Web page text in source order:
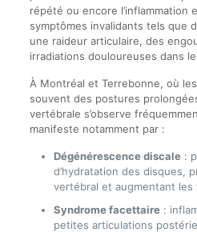
répété ou encore l’inflammation
symptômes invalidants tels que
une raideur articulaire, des
irradiations douloureuses dans
À Montréal et Terrebonne, où
souvent des postures
vertébrale s’observe
manifeste notamment par :
Dégénérescence discale:
d’hydratation des disques,
vertébral et augmentant
Syndrome facettaire:
petites articulations